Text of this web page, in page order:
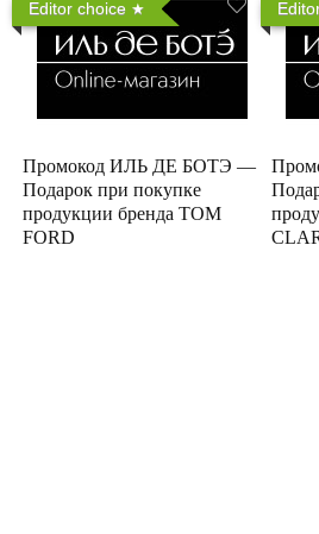
Editor choice
Промокод ИЛЬ ДЕ БОТЭ —
Подарок при покупке
продукции бренда TOM
FORD